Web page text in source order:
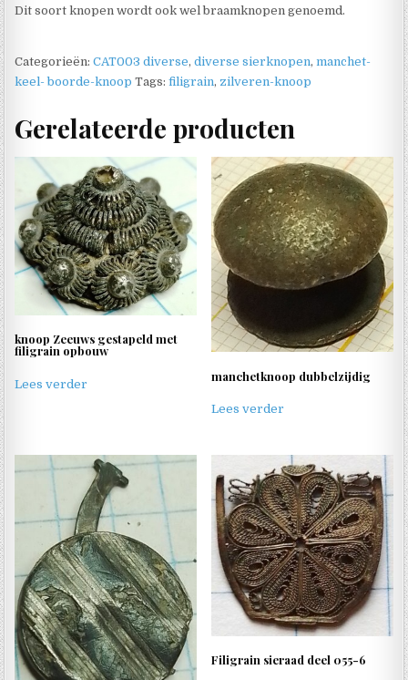
Dit soort knopen wordt ook wel braamknopen genoemd.
Categorieën:CAT003 diverse,diverse sierknopen,manchet-
keel- boorde-knoop Tags:filigrain, zilveren-knoop
Gerelateerde producten
knoop Zeeuws gestapeld met
filigrain opbouw
Lees verder
manchetknoop dubbelzijdig
Lees verder
Filigrain sieraad deel 055-6